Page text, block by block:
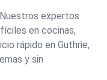
Nuestros expertos
en cocinas,
rápido en Guthrie,
y sin